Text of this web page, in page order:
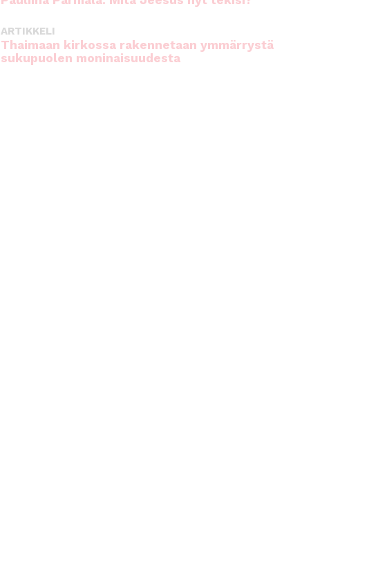
ARTIKKELI
Thaimaan kirkossa rakennetaan ymmärrystä
sukupuolen moninaisuudesta